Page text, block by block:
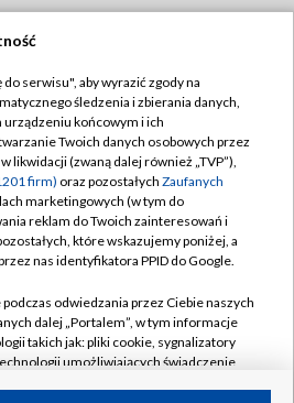
TVP
TVP
prywatności
Moje zgody
Pomoc
Kontakt
Kanały
serwisu", aby wyrazić zgody na
śledzenia i zbierania danych,
urządzeniu końcowym i ich
Twoich danych osobowych przez
likwidacji (zwaną dalej również „TVP”),
firm) oraz pozostałych Zaufanych
marketingowych (w tym do
reklam do Twoich zainteresowań i
które wskazujemy poniżej, a
nas identyfikatora PPID do Google.
odwiedzania przez Ciebie naszych
dalej „Portalem”, w tym informacje
takich jak: pliki cookie, sygnalizatory
umożliwiających świadczenie